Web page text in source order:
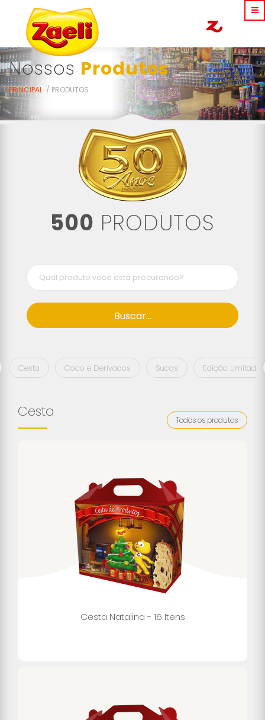
Nossos Produtos
PRINCIPAL PRODUTOS
500 PRODUTOS
Buscar...
Cesta Coco e Derivados Sucos Edição Limitada
Cesta Todos os produtos
Cesta Natalina - 16 Itens